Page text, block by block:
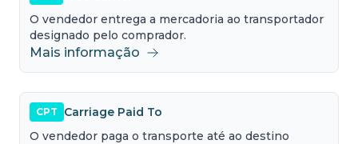
O vendedor entrega a mercadoria ao transportador
designado pelo comprador.
Mais informação
CPT
Carriage Paid To
O vendedor paga o transporte até ao destino